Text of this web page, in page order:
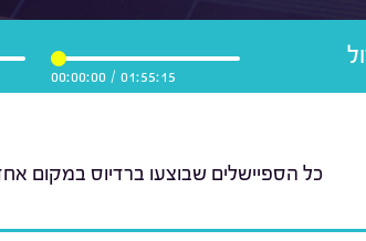
01:55:15
/
00:00:00
כל הספיישלים שבוצעו ברדיוס במקום